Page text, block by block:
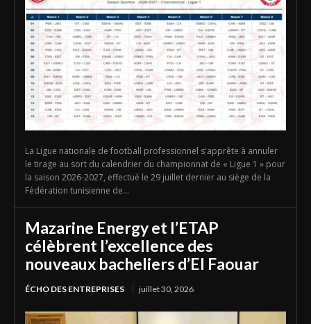
La Ligue nationale de football professionnel s'apprête à annuler
le tirage au sort du calendrier du championnat de « Ligue 1 » pour
la saison 2026-2027, effectué le 29 juillet dernier au siège de la
Fédération tunisienne de...
Mazarine Energy et l’ETAP
célèbrent l’excellence des
nouveaux bacheliers d’El Faouar
ÉCHO DES ENTREPRISES juillet 30, 2026